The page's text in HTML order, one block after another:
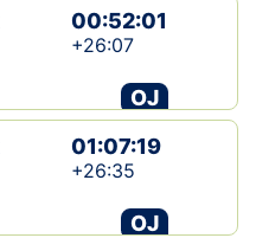
00:52:01
+26:07
OJ
01:07:19
+26:35
OJ